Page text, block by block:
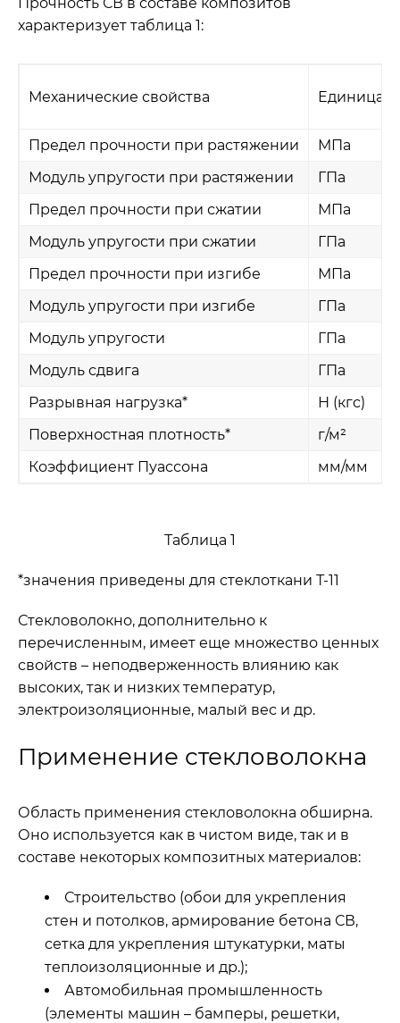
характеризует таблица 1:
Механические свойства Единица
Предел прочности при растяжении
МПа
Модуль упругости при растяжении
ГПа
Предел прочности при сжатии
МПа
Модуль упругости при сжатии
ГПа
Предел прочности при изгибе
МПа
Модуль упругости при изгибе
ГПа
Модуль упругости
ГПа
Модуль сдвига
ГПа
Разрывная нагрузка*
Н (кгс)
Поверхностная плотность*
г/м²
Коэффициент Пуассона
мм/мм
Таблица 1
*значения приведены для стеклоткани Т-11
Стекловолокно, дополнительно к
перечисленным, имеет еще множество ценных
свойств – неподверженность влиянию как
высоких, так и низких температур,
электроизоляционные, малый вес и др.
Применение стекловолокна
Область применения стекловолокна обширна.
Оно используется как в чистом виде, так и в
составе некоторых композитных материалов:
Строительство (обои для укрепления
стен и потолков, армирование бетона СВ,
сетка для укрепления штукатурки, маты
теплоизоляционные и др.);
Автомобильная промышленность
(элементы машин – бамперы, решетки,